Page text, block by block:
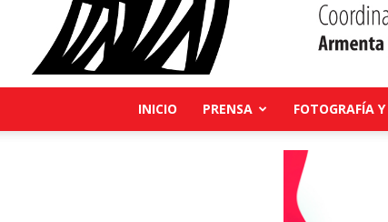
INICIO PRENSA FOTOGRAFÍA